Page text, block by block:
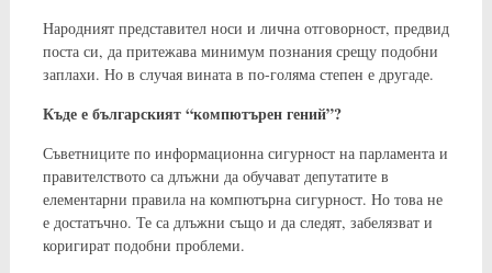
Народният представител носи и лична отговорност, предвид
поста си, да притежава минимум познания срещу подобни
заплахи. Но в случая вината в по-голяма степен е другаде.
Къде е българският “компютърен гений”?
Съветниците по информационна сигурност на парламента и
правителството са длъжни да обучават депутатите в
елементарни правила на компютърна сигурност. Но това не
е достатъчно. Те са длъжни също и да следят, забелязват и
коригират подобни проблеми.